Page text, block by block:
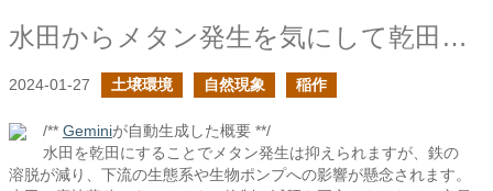
水田からメタン発生を気にして乾田にすることは良い手なのだろうか？
2024-01-27 土壌環境 自然現象 稲作
/** Geminiが自動生成した概要 **/
水田を乾田にすることでメタン発生は抑えられますが、鉄の
溶脱が減り、下流の生態系や生物ポンプへの影響が懸念されます。